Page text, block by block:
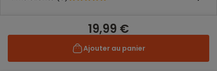
19,99 €
Ajouter au panier